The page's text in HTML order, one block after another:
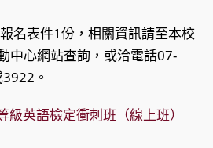
名表件1份，相關資訊請至本校
中心網站查詢，或洽電話07-
。
級英語檢定衝刺班（線上班）